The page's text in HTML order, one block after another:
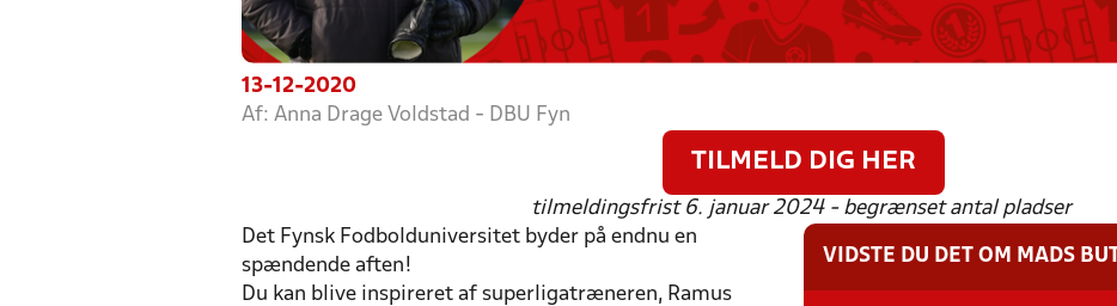
13-12-2020
Af: Anna Drage Voldstad - DBU Fyn
TILMELD DIG HER
tilmeldingsfrist 6. januar 2024 - begrænset antal pladser
Det Fynsk Fodbolduniversitet byder på endnu en
spændende aften!
Du kan blive inspireret af superligatræneren, Ramus
VIDSTE DU DET OM MADS